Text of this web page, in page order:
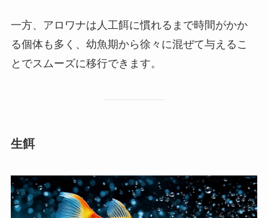
一方、アロワナは人工餌に慣れるまで時間がかか
る個体も多く、幼魚期から徐々に混ぜて与えるこ
とでスムーズに移行できます。
生餌